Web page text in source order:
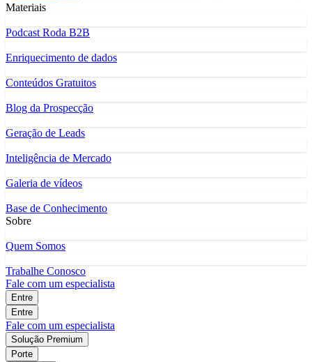
Materiais
Podcast Roda B2B
Enriquecimento de dados
Conteúdos Gratuitos
Blog da Prospecção
Geração de Leads
Inteligência de Mercado
Galeria de vídeos
Base de Conhecimento
Sobre
Quem Somos
Trabalhe Conosco
Fale com um especialista
Entre
Entre
Fale com um especialista
Solução Premium
Porte